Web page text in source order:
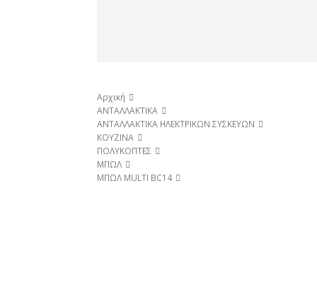
Αρχική
ΑΝΤΑΛΛΑΚΤΙΚΑ
AΝΤΑΛΛΑΚΤΙΚΑ ΗΛΕΚΤΡΙΚΩΝ ΣΥΣΚΕΥΩΝ
ΚΟΥΖΙΝΑ
ΠΟΛΥΚΟΠΤΕΣ
ΜΠΩΛ
ΜΠΩΛ MULTI BC14